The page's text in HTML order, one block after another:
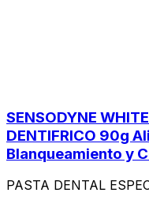
SENSODYNE
DENTIFRICO 90g
Blanqueamiento y
PASTA DENTAL